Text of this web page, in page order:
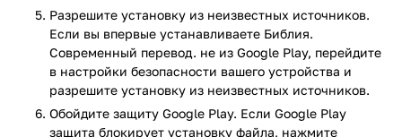
выхода прячется и на виду остается только слово «меню»,
при нажатии на которое выезжает эта панель.
Поиск
Заветов, в которых необходимо найти указанное слово.
Разрешите установку из неизвестных источников.
Если вы впервые устанавливаете Библия.
Современный перевод. не из Google Play, перейдите
в настройки безопасности вашего устройства и
разрешите установку из неизвестных источников.
Обойдите защиту Google Play. Если Google Play
защита блокирует установку файла, нажмите